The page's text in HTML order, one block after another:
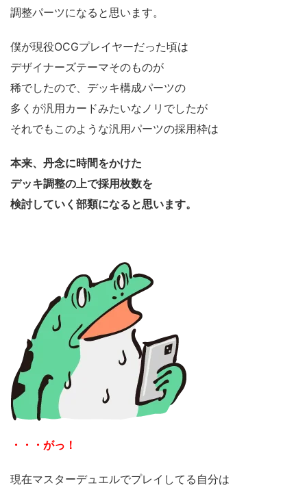
調整パーツになると思います。
僕が現役OCGプレイヤーだった頃は
デザイナーズテーマそのものが
稀でしたので、デッキ構成パーツの
多くが汎用カードみたいなノリでしたが
それでもこのような汎用パーツの採用枠は
本来、丹念に時間をかけた
デッキ調整の上で採用枚数を
検討していく部類になると思います。
・・・がっ！
現在マスターデュエルでプレイしてる自分は